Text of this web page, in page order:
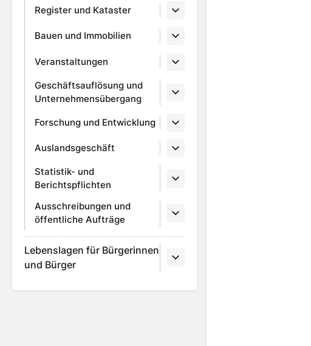
Register und Kataster
Bauen und Immobilien
Veranstaltungen
Geschäftsauflösung und
Unternehmensübergang
Forschung und Entwicklung
Auslandsgeschäft
Statistik- und
Berichtspflichten
Ausschreibungen und
öffentliche Aufträge
Lebenslagen für Bürgerinnen
und Bürger